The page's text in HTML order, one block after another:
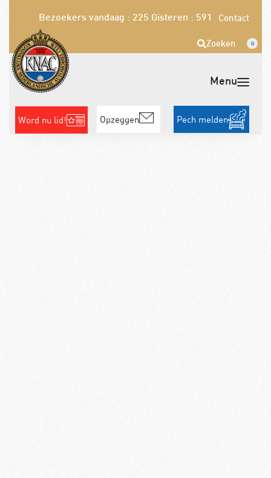
Bezoekers vandaag : 225 Gisteren : 591 Contact
Zoeken 0
Word nu lid! Opzeggen Pech melden